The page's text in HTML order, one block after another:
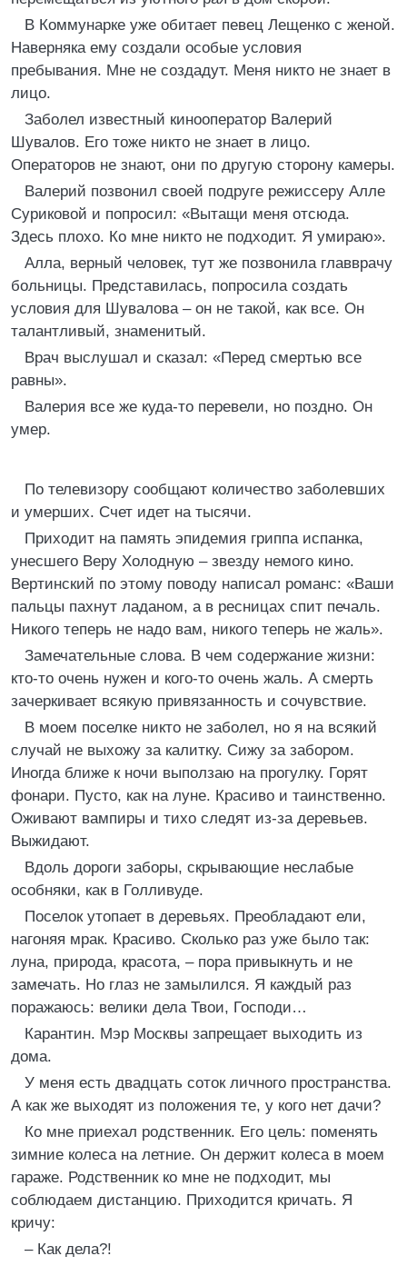
В Коммунарке уже обитает певец Лещенко с женой.
Наверняка ему создали особые условия
пребывания. Мне не создадут. Меня никто не знает в
лицо.
Заболел известный кинооператор Валерий
Шувалов. Его тоже никто не знает в лицо.
Операторов не знают, они по другую сторону камеры.
Валерий позвонил своей подруге режиссеру Алле
Суриковой и попросил: «Вытащи меня отсюда.
Здесь плохо. Ко мне никто не подходит. Я умираю».
Алла, верный человек, тут же позвонила главврачу
больницы. Представилась, попросила создать
условия для Шувалова – он не такой, как все. Он
талантливый, знаменитый.
Врач выслушал и сказал: «Перед смертью все
равны».
Валерия все же куда-то перевели, но поздно. Он
умер.
По телевизору сообщают количество заболевших
и умерших. Счет идет на тысячи.
Приходит на память эпидемия гриппа испанка,
унесшего Веру Холодную – звезду немого кино.
Вертинский по этому поводу написал романс: «Ваши
пальцы пахнут ладаном, а в ресницах спит печаль.
Никого теперь не надо вам, никого теперь не жаль».
Замечательные слова. В чем содержание жизни:
кто-то очень нужен и кого-то очень жаль. А смерть
зачеркивает всякую привязанность и сочувствие.
В моем поселке никто не заболел, но я на всякий
случай не выхожу за калитку. Сижу за забором.
Иногда ближе к ночи выползаю на прогулку. Горят
фонари. Пусто, как на луне. Красиво и таинственно.
Оживают вампиры и тихо следят из-за деревьев.
Выжидают.
Вдоль дороги заборы, скрывающие неслабые
особняки, как в Голливуде.
Поселок утопает в деревьях. Преобладают ели,
нагоняя мрак. Красиво. Сколько раз уже было так:
луна, природа, красота, – пора привыкнуть и не
замечать. Но глаз не замылился. Я каждый раз
поражаюсь: велики дела Твои, Господи…
Карантин. Мэр Москвы запрещает выходить из
дома.
У меня есть двадцать соток личного пространства.
А как же выходят из положения те, у кого нет дачи?
Ко мне приехал родственник. Его цель: поменять
зимние колеса на летние. Он держит колеса в моем
гараже. Родственник ко мне не подходит, мы
соблюдаем дистанцию. Приходится кричать. Я
кричу:
– Как дела?!